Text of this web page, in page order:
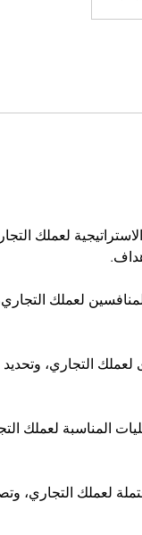
لعملك
لعملك
التجاري،
المناسبة لعملك
لعملك التجاري،